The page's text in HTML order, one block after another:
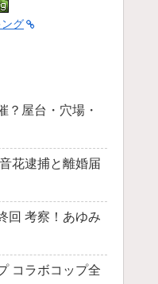
グ
？屋台・穴場・
花逮捕と離婚届
回 考察！あゆみ
コラボコップ全